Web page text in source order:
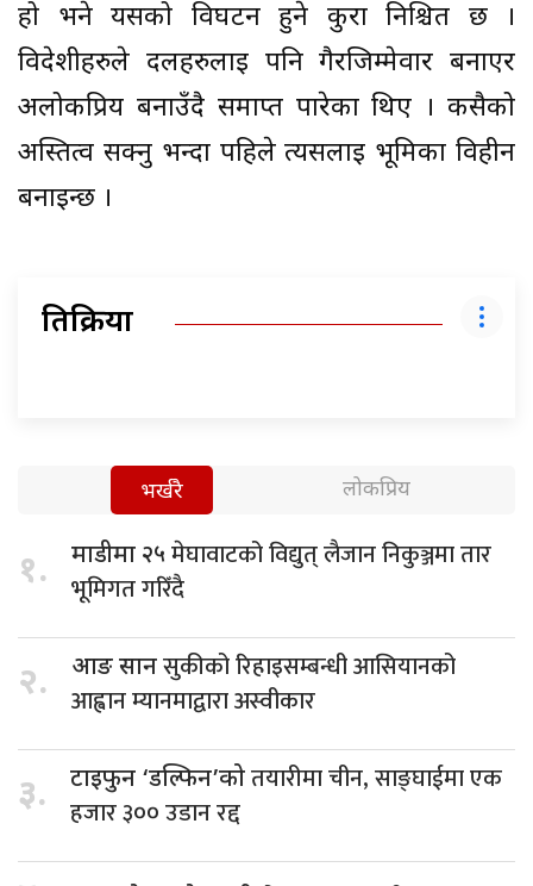
हो भने यसको विघटन हुने कुरा निश्चित छ ।
विदेशीहरुले दलहरुलाई पनि गैरजिम्मेवार बनाएर
अलोकप्रिय बनाउँदै समाप्त पारेका थिए । कसैको
अस्तित्व सक्नु भन्दा पहिले त्यसलाई भूमिका विहीन
बनाईन्छ ।
प्रतिक्रिया
भर्खरै लोकप्रिय
१. माडीमा २५ मेघावाटको विद्युत् लैजान निकुञ्जमा तार
भूमिगत गरिँदै
२. आङ सानसुकीको रिहाइसम्बन्धी आसियानको
आह्वान म्यानमाद्वारा अस्वीकार
३. टाइफुन ‘डल्फिन’कोतयारीमा चीन, साङ्घाईमा एक
हजार ३०० उडान रद्द